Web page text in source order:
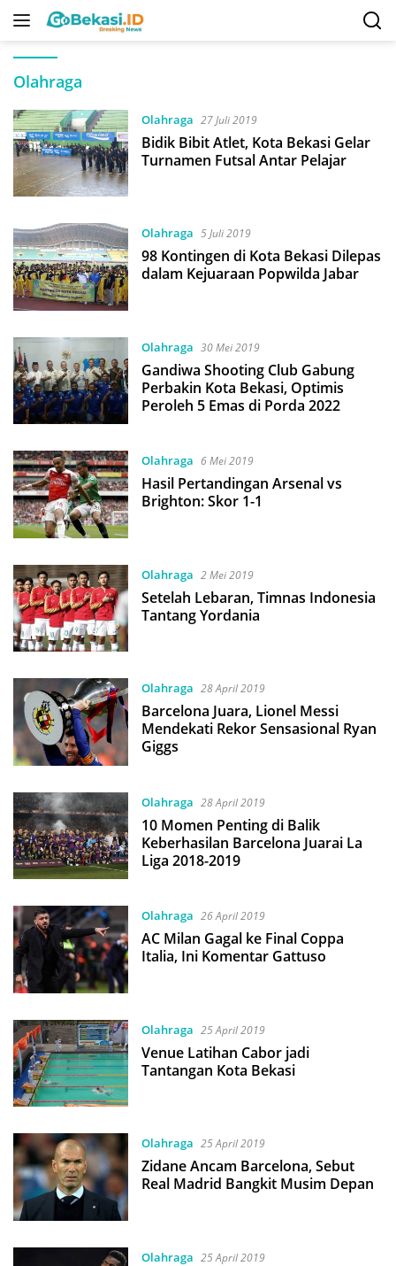
Langsung
Olahraga
Olahraga 27 Juli 2019
Bidik Bibit Atlet, Kota Bekasi Gelar
Turnamen Futsal Antar Pelajar
Olahraga 5 Juli 2019
98 Kontingen di Kota Bekasi Dilepas
dalam Kejuaraan Popwilda Jabar
Olahraga 30 Mei 2019
Gandiwa Shooting Club Gabung
Perbakin Kota Bekasi, Optimis
Peroleh 5 Emas di Porda 2022
Olahraga 6 Mei 2019
Hasil Pertandingan Arsenal vs
Brighton: Skor 1-1
Olahraga 2 Mei 2019
Setelah Lebaran, Timnas Indonesia
Tantang Yordania
Olahraga 28 April 2019
Barcelona Juara, Lionel Messi
Mendekati Rekor Sensasional Ryan
Giggs
Olahraga 28 April 2019
10 Momen Penting di Balik
Keberhasilan Barcelona Juarai La
Liga 2018-2019
Olahraga 26 April 2019
AC Milan Gagal ke Final Coppa
Italia, Ini Komentar Gattuso
Olahraga 25 April 2019
Venue Latihan Cabor jadi
Tantangan Kota Bekasi
Olahraga 25 April 2019
Zidane Ancam Barcelona, Sebut
Real Madrid Bangkit Musim Depan
Olahraga 25 April 2019